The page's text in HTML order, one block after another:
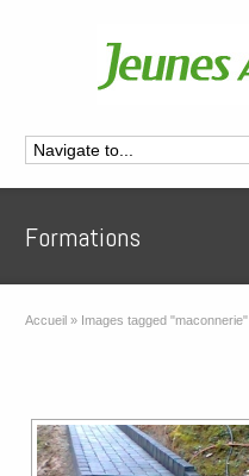
Formations
Accueil » Images tagged "maconnerie"